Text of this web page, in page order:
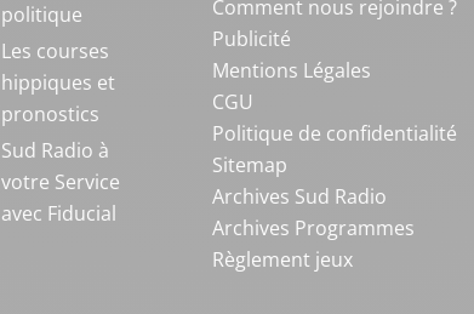
politique
Les courses
hippiques et
pronostics
Sud Radio à
votre Service
avec Fiducial
Comment nous rejoindre ?
Publicité
Mentions Légales
CGU
Politique de confidentialité
Sitemap
Archives Sud Radio
Archives Programmes
Règlement jeux